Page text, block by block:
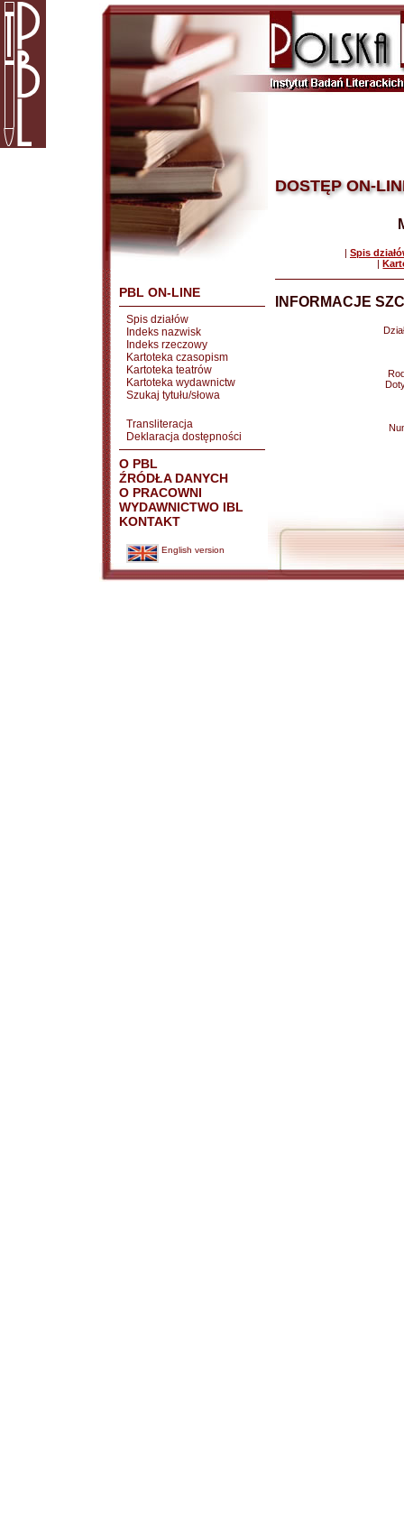
PBL ON-LINE
Spis działów
Indeks nazwisk
Indeks rzeczowy
Kartoteka czasopism
Kartoteka teatrów
Kartoteka wydawnictw
Szukaj tytułu/słowa
Transliteracja
Deklaracja dostępności
O PBL
ŹRÓDŁA DANYCH
O PRACOWNI
WYDAWNICTWO IBL
KONTAKT
English version
DOSTĘP ON-
| Spis
|
INFORMACJE